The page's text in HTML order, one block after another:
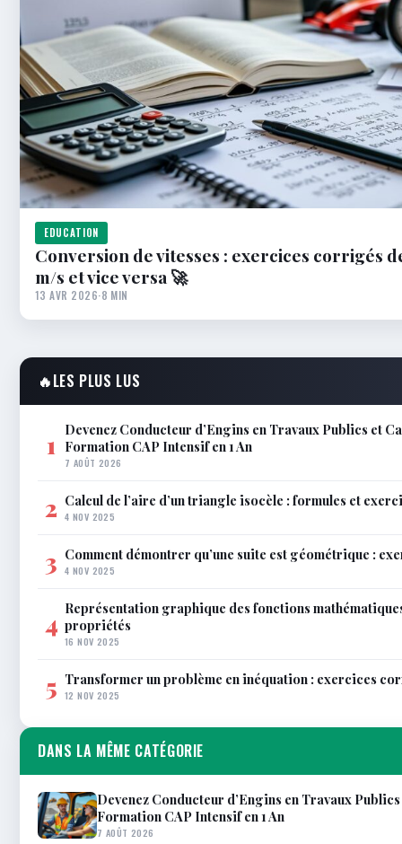
EDUCATION
Conversion de vitesses : exercices corrigés
m/s et vice versa 🚀
13 AVR 2026·8 MIN
🔥LES PLUS LUS
1 Devenez Conducteur d’Engins en Travaux Publics et
Formation CAP Intensif en 1 An
7 AOÛT 2026
2 Calcul de l’aire d’un triangle isocèle : formules et
4 NOV 2025
3 Comment démontrer qu’une suite est géométrique :
4 NOV 2025
4 Représentation graphique des fonctions
propriétés
16 NOV 2025
5 Transformer un problème en inéquation : exercices
12 NOV 2025
DANS LA MÊME CATÉGORIE
Devenez Conducteur d’Engins en Travaux
Formation CAP Intensif en 1 An
7 AOÛT 2026